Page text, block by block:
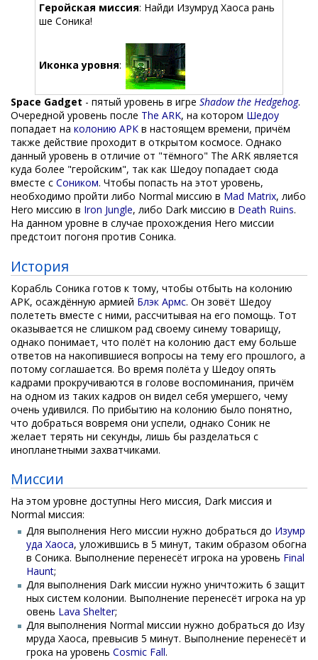
Геройская миссия: Найди Изумруд Хаоса рань
ше Соника!
Иконка уровня:
Space Gadget - пятый уровень в игре Shadow the Hedgehog.
Очередной уровень после The ARK, на котором Шедоу
попадает на колонию АРК в настоящем времени, причём
также действие проходит в открытом космосе. Однако
данный уровень в отличие от "тёмного" The ARK является
куда более "геройским", так как Шедоу попадает сюда
вместе с Соником. Чтобы попасть на этот уровень,
необходимо пройти либо Normal миссию в Mad Matrix, либо
Hero миссию в Iron Jungle, либо Dark миссию в Death Ruins.
На данном уровне в случае прохождения Hero миссии
предстоит погоня против Соника.
История
Корабль Соника готов к тому, чтобы отбыть на колонию
АРК, осаждённую армией Блэк Армс. Он зовёт Шедоу
полететь вместе с ними, рассчитывая на его помощь. Тот
оказывается не слишком рад своему синему товарищу,
однако понимает, что полёт на колонию даст ему больше
ответов на накопившиеся вопросы на тему его прошлого, а
потому соглашается. Во время полёта у Шедоу опять
кадрами прокручиваются в голове воспоминания, причём
на одном из таких кадров он видел себя умершего, чему
очень удивился. По прибытию на колонию было понятно,
что добраться вовремя они успели, однако Соник не
желает терять ни секунды, лишь бы разделаться с
инопланетными захватчиками.
Миссии
На этом уровне доступны Hero миссия, Dark миссия и
Normal миссия:
Для выполнения Hero миссии нужно добраться до Изумр
уда Хаоса, уложившись в 5 минут, таким образом обогна
в Соника. Выполнение перенесёт игрока на уровень Final
Haunt;
Для выполнения Dark миссии нужно уничтожить 6 защит
ных систем колонии. Выполнение перенесёт игрока на ур
овень Lava Shelter;
Для выполнения Normal миссии нужно добраться до Изу
мруда Хаоса, превысив 5 минут. Выполнение перенесёт и
грока на уровеньCosmic Fall.